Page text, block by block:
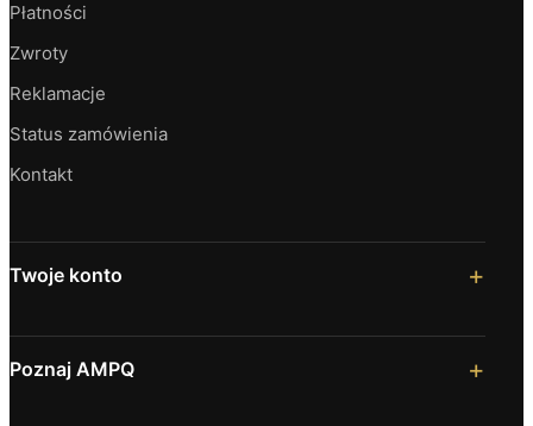
Płatności
Zwroty
Reklamacje
Status zamówienia
Kontakt
Twoje konto
Poznaj AMPQ